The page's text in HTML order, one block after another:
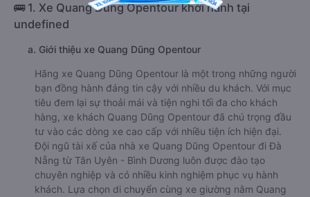
🚌 1. Xe Quang Dũng Opentour khởi hành tại
undefined
a. Giới thiệu xe Quang Dũng Opentour
Hãng xe Quang Dũng Opentour là một trong những người
bạn đồng hành đáng tin cậy với nhiều du khách. Với mục
tiêu đem lại sự thoải mái và tiện nghi tối đa cho khách
hàng, xe khách Quang Dũng Opentour đã chú trọng đầu
tư vào các dòng xe cao cấp với nhiều tiện ích hiện đại.
Đội ngũ tài xế của nhà xe Quang Dũng Opentour đi Đà
Nẵng từ Tân Uyên - Bình Dương luôn được đào tạo
chuyên nghiệp và có nhiều kinh nghiệm phục vụ hành
khách. Lựa chọn di chuyển cùng xe giường nằm Quang